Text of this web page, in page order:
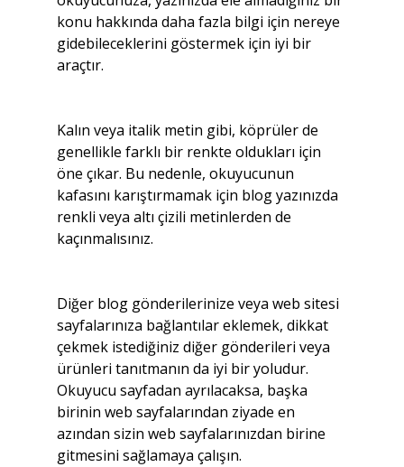
konu hakkında daha fazla bilgi için nereye
gidebileceklerini göstermek için iyi bir
araçtır.
Kalın veya italik metin gibi, köprüler de
genellikle farklı bir renkte oldukları için
öne çıkar. Bu nedenle, okuyucunun
kafasını karıştırmamak için blog yazınızda
renkli veya altı çizili metinlerden de
kaçınmalısınız.
Diğer blog gönderilerinize veya web sitesi
sayfalarınıza bağlantılar eklemek, dikkat
çekmek istediğiniz diğer gönderileri veya
ürünleri tanıtmanın da iyi bir yoludur.
Okuyucu sayfadan ayrılacaksa, başka
birinin web sayfalarından ziyade en
azından sizin web sayfalarınızdan birine
gitmesini sağlamaya çalışın.